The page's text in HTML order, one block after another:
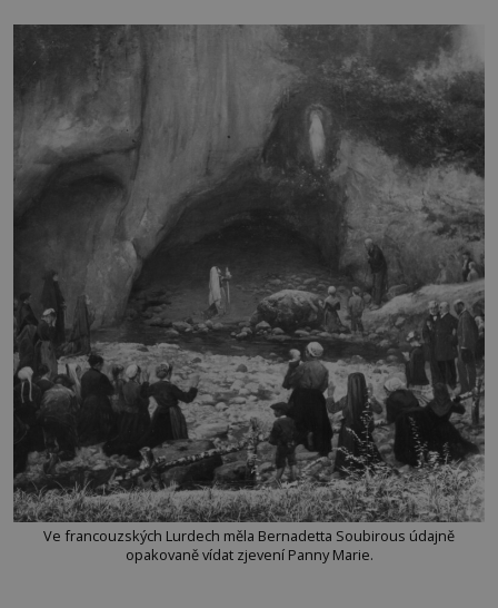
Ve francouzských Lurdech měla Bernadetta Soubirous údajně
opakovaně vídat zjevení Panny Marie.